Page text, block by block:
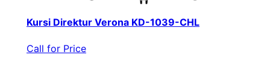
Kursi Direktur Verona KD-1039-CHL
Call for Price